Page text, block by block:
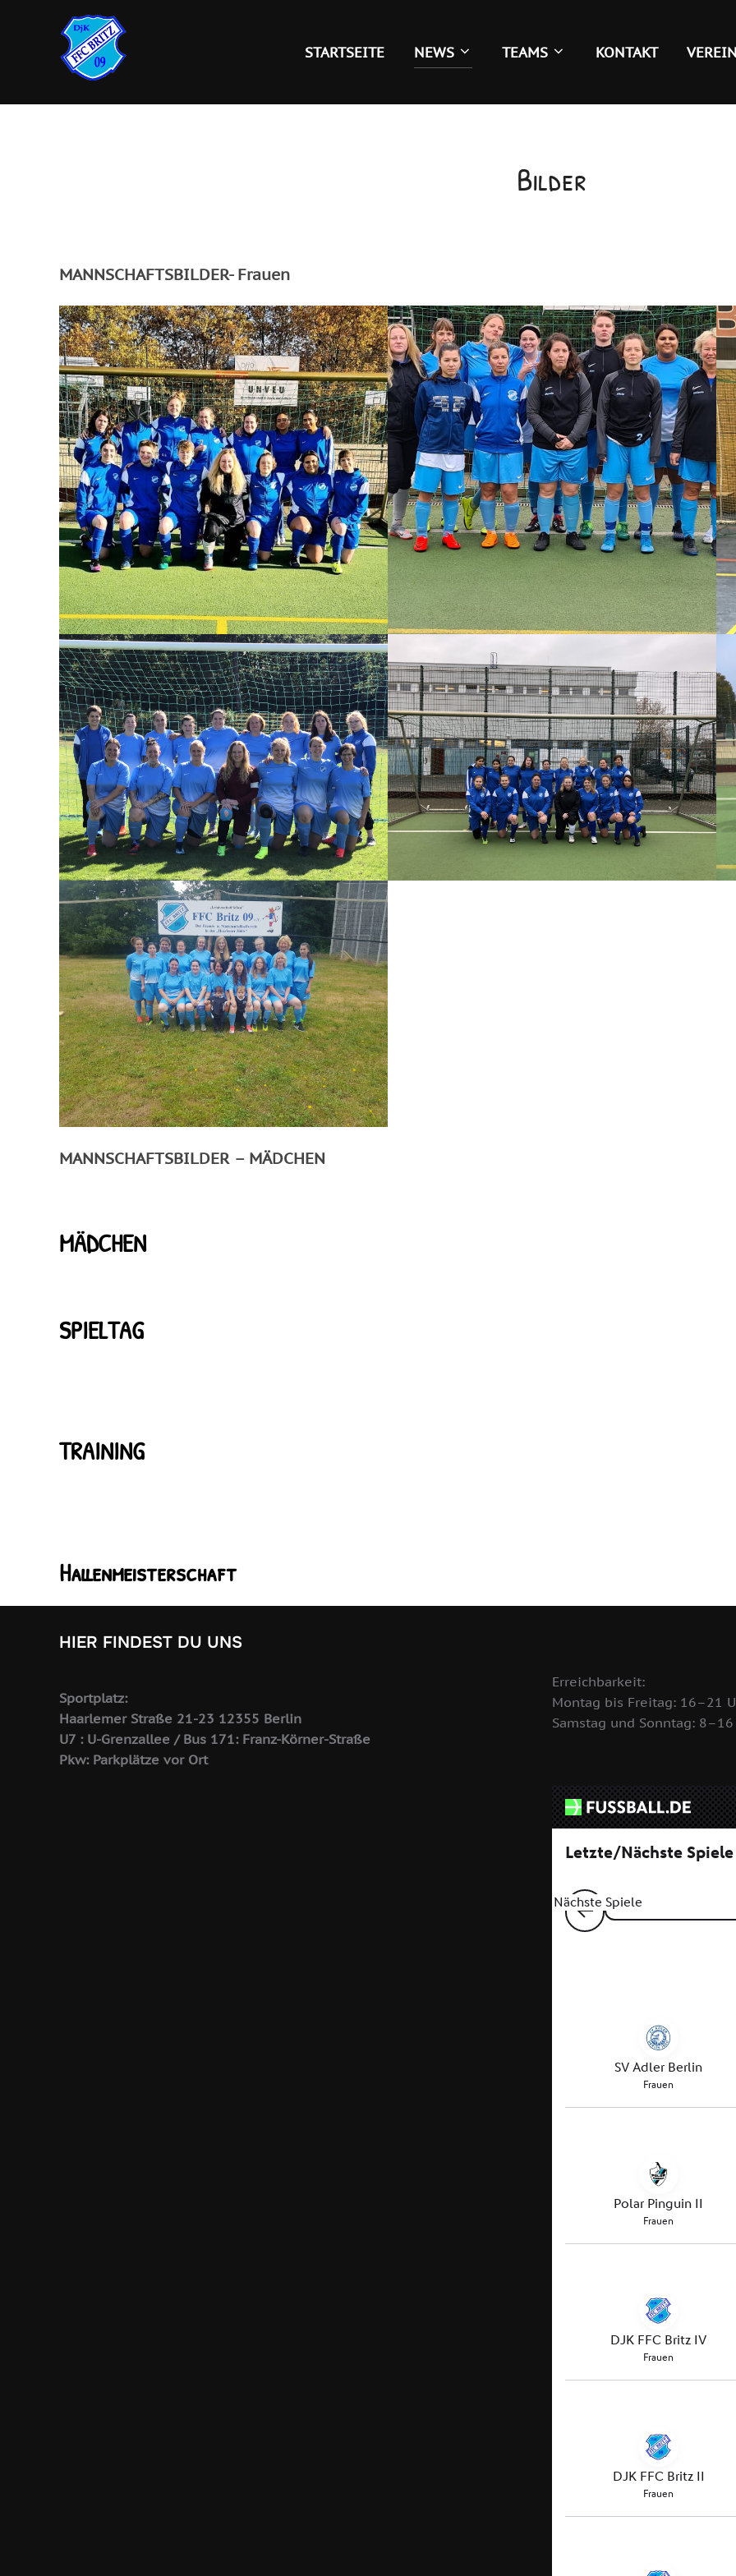
STARTSEITE NEWS TEAMS KONTAKT VEREIN
Bilder
MANNSCHAFTSBILDER- Frauen
MANNSCHAFTSBILDER – MÄDCHEN
MÄDCHEN
SPIELTAG
TRAINING
Hallenmeisterschaft
HIER FINDEST DU UNS
Sportplatz:
Haarlemer Straße 21-23 12355 Berlin
U7 : U-Grenzallee / Bus 171: Franz-Körner-Straße
Pkw: Parkplätze vor Ort
Erreichbarkeit:
Montag bis Freitag: 16–21
Samstag und Sonntag: